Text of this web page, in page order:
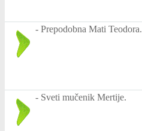
- Prepodobna Mati Teodora.
- Sveti mučenik Mertije.